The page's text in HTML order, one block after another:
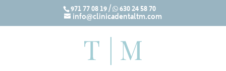
971 77 08 19/ 630 24 58 70
info@clinicadentaltm.com